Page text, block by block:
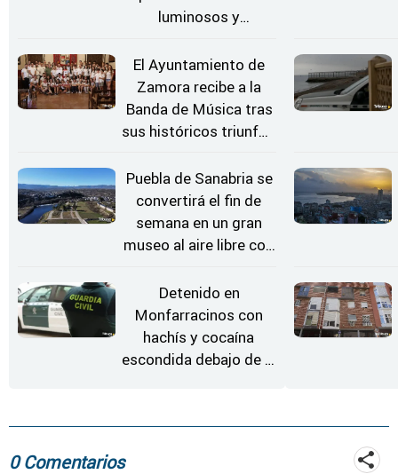
luminosos y
Estrellas
El Ayuntamiento de
Zamora recibe a la
Banda de Música tras
sus históricos triunfos
Puebla de Sanabria se
convertirá el fin de
semana en un gran
museo al aire libre con
Detenido en
Monfarracinos con
hachís y cocaína
escondida debajo de la
0 Comentarios